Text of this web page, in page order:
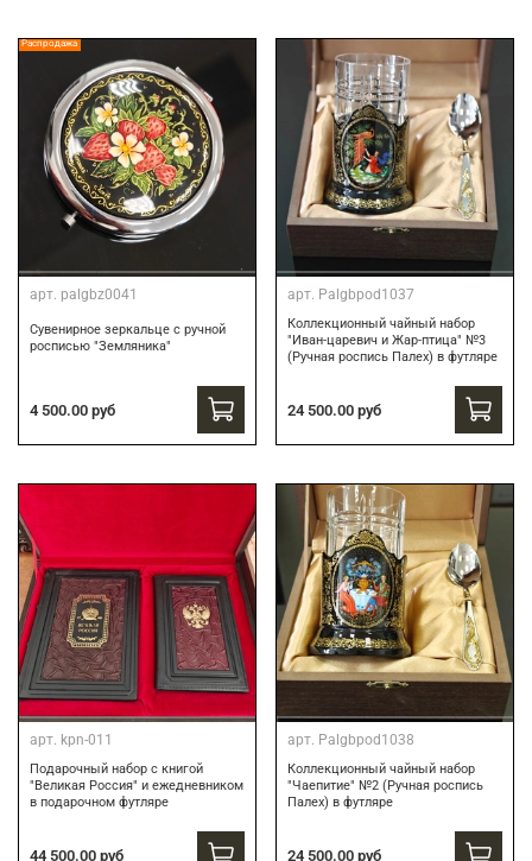
Распродажа
арт. palgbz0041
Сувенирное зеркальце с ручной
росписью "Земляника"
4 500.00 руб
арт. Palgbpod1037
Коллекционный чайный набор
"Иван-царевич и Жар-птица" №3
(Ручная роспись Палех) в футляре
24 500.00 руб
арт. kpn-011
Подарочный набор с книгой
"Великая Россия" и ежедневником
в подарочном футляре
44 500.00 руб
арт. Palgbpod1038
Коллекционный чайный набор
"Чаепитие" №2 (Ручная роспись
Палех) в футляре
24 500.00 руб